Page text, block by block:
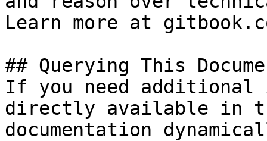
Learn more at
## Querying This
If you need
directly available in
documentation